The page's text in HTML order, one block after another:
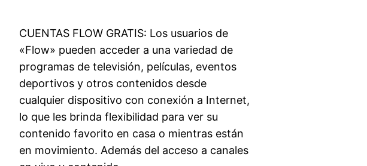
CUENTAS FLOW GRATIS: Los usuarios de
«Flow» pueden acceder a una variedad de
programas de televisión, películas, eventos
deportivos y otros contenidos desde
cualquier dispositivo con conexión a Internet,
lo que les brinda flexibilidad para ver su
contenido favorito en casa o mientras están
en movimiento. Además del acceso a canales